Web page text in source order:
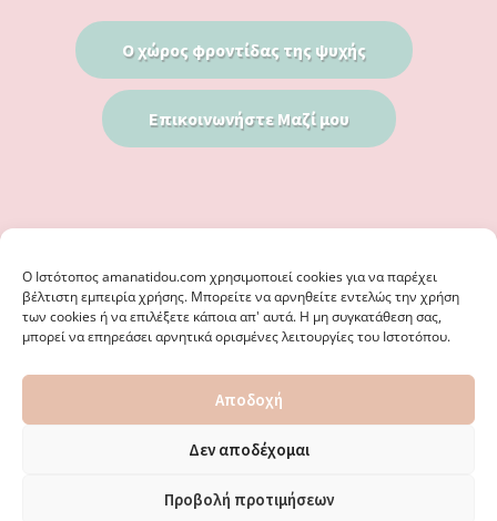
Ο Iστότοπος amanatidou.com χρησιμοποιεί cookies για να παρέχει
βέλτιστη εμπειρία χρήσης. Μπορείτε να αρνηθείτε εντελώς την χρήση
των cookies ή να επιλέξετε κάποια απ' αυτά. Η μη συγκατάθεση σας,
μπορεί να επηρεάσει αρνητικά ορισμένες λειτουργίες του Ιστοτόπου.
Αποδοχή
Δεν αποδέχομαι
Προβολή προτιμήσεων
Ο χώρος φροντίδας της ψυχής
Επικοινωνήστε Μαζί μου
ΘΕΣΣΑΛΟΝΊΚΗ - ΕΙΔΙΚΌΣ ΣΤΗ ΓΝΩΣΤΙΚΉ ΣΥΜΠΕΡΙΦΟΡΙΚΉ
ΨΥΧΟΘΕΡΑΠΕΊΑ, ΜΕΤΑΜΟΡΦΏΣΕΩΣ 36 & ΚΟΤΥΏΡΩΝ 38, ΚΑΛΑΜΑΡΙΆ
ΘΕΣΣΑΛΟΝΊΚΗ · ΚΑΤΑΣΚΕΥΉ ΑΠΌWEBERIENCE
ΔΙΕΥΘΎΝΣΕΩΝ ΚΑΙ ΑΛΛΑΓΏΝ. · ΑΠΑΓΟΡΕΎΕΤΑΙ ΑΥΣΤΗΡΆ Η